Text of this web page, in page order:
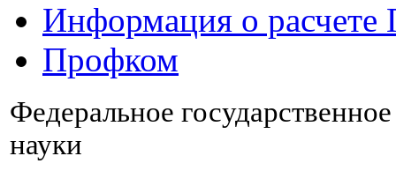
Информация о
Профком
Федеральное
науки